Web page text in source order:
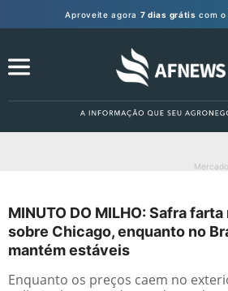
Aproveite agora 7 dias grátis com o
MINUTO DO MILHO: Safra
sobre Chicago, enquanto no
mantém estáveis
Enquanto os preços caem no